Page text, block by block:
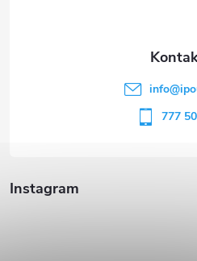
Instagram
info@
777